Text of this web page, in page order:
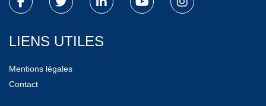
LIENS UTILES
Mentions légales
Contact